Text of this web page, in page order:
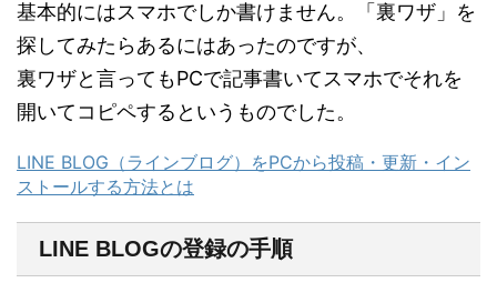
基本的にはスマホでしか書けません。「裏ワザ」を
探してみたらあるにはあったのですが、
裏ワザと言ってもPCで記事書いてスマホでそれを
開いてコピペするというものでした。
LINE BLOG（ラインブログ）をPCから投稿・更新・イン
ストールする方法とは
LINE BLOGの登録の手順